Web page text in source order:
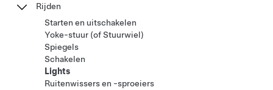
Rijden
Starten en uitschakelen
Yoke-stuur (of Stuurwiel)
Spiegels
Schakelen
Lights
Ruitenwissers en -sproeiers